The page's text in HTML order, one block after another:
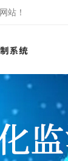
网站！